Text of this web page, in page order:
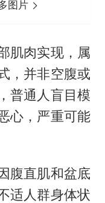
图片
肌肉实现，属
，并非空腹或
普通人盲目模
心，严重可能
腹直肌和盆底
适人群身体状